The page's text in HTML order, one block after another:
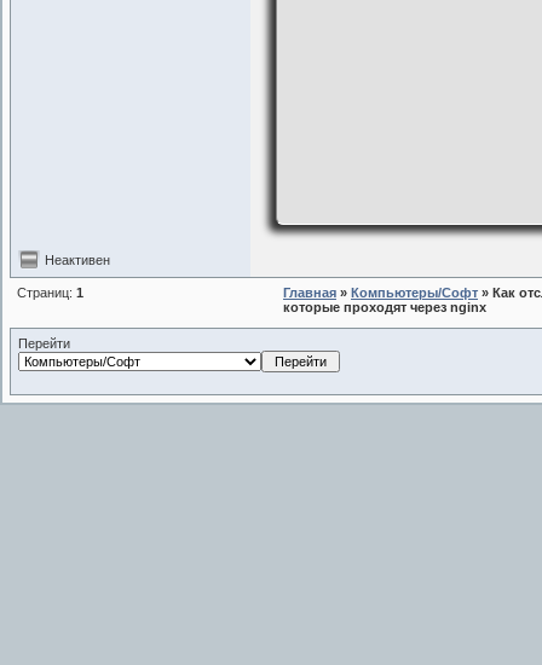
Неактивен
Страниц: 1 Главная » Компьютеры/Софт » Как
которые проходят через nginx
Перейти